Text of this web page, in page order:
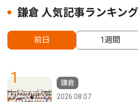
鎌倉 人気記事ランキング
前日 1週間
1
鎌倉
2026.08.07